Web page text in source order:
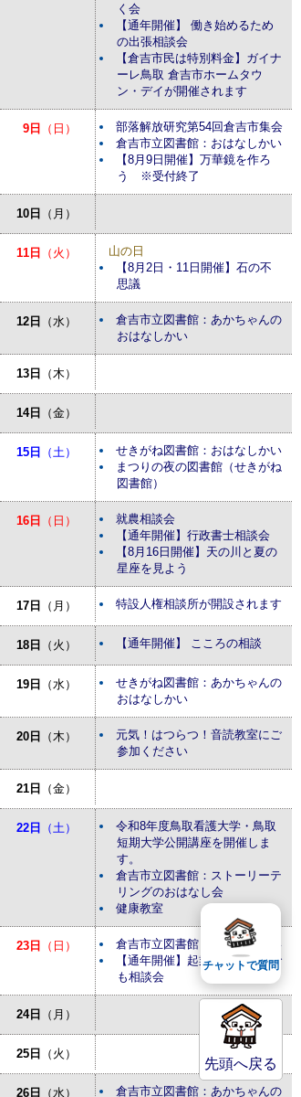
く会
【通年開催】 働き始めるため
の出張相談会
【倉吉市民は特別料金】ガイナ
ーレ鳥取 倉吉市ホームタウ
ン・デイが開催されます
9日 （日）
部落解放研究第54回倉吉市集会
倉吉市立図書館：おはなしかい
【8月9日開催】万華鏡を作ろ
う ※受付終了
10日 （月）
11日 （火）
山の日
【8月2日・11日開催】石の不
思議
12日 （水）
倉吉市立図書館：あかちゃんの
おはなしかい
13日 （木）
14日 （金）
15日 （土）
せきがね図書館：おはなしかい
まつりの夜の図書館（せきがね
図書館）
16日 （日）
就農相談会
【通年開催】行政書士相談会
【8月16日開催】天の川と夏の
星座を見よう
17日 （月） 特設人権相談所が開設されます
18日 （火） 【通年開催】 こころの相談
19日 （水）
せきがね図書館：あかちゃんの
おはなしかい
20日 （木）
元気！はつらつ！音読教室にご
参加ください
21日 （金）
22日 （土）
令和8年度鳥取看護大学・鳥取
短期大学公開講座を開催しま
す。
倉吉市立図書館：ストーリーテ
リングのおはなし会
健康教室
23日 （日）
倉吉市立図書館：おはなしかい
【通年開催】起業・経営なんで
も相談会
24日 （月）
25日 （火）
26日 （水）
倉吉市立図書館：あかちゃんの
先頭へ戻る
チャットで質問